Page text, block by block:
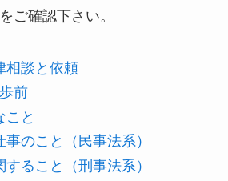
ご確認下さい。
相談と依頼
前
こと
事のこと（民事法系）
すること（刑事法系）